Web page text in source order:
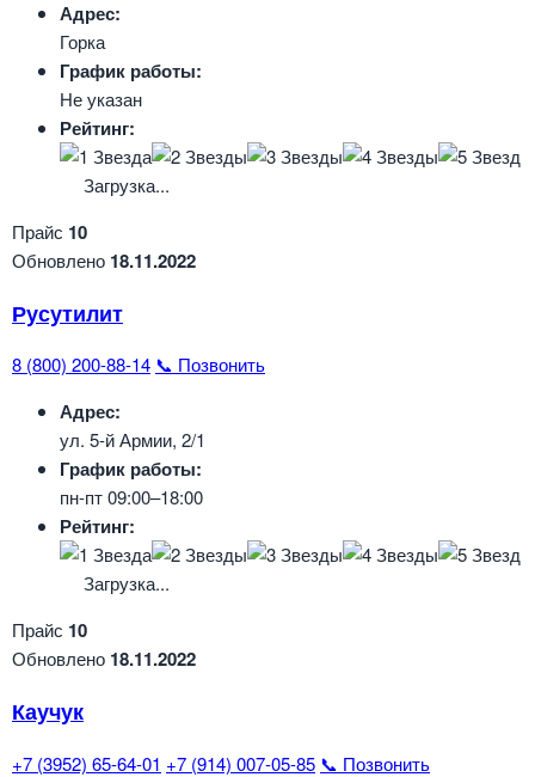
Адрес:
Горка
График работы:
Не указан
Рейтинг:
Загрузка...
Прайс 10
Обновлено 18.11.2022
Русутилит
8 (800) 200-88-14 📞 Позвонить
Адрес:
ул. 5-й Армии, 2/1
График работы:
пн-пт 09:00–18:00
Рейтинг:
Загрузка...
Прайс 10
Обновлено 18.11.2022
Каучук
+7 (3952) 65-64-01 +7 (914) 007-05-85 📞 Позвонить